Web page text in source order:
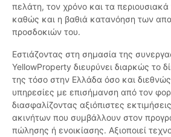
πελάτη, τον χρόνο και τα περιουσιακά
καθώς και η βαθιά κατανόηση των
προσδοκιών του.
Εστιάζοντας στη σημασία της
YellowProperty διευρύνει διαρκώς το
της τόσο στην Ελλάδα όσο και
υπηρεσίες με επισήμανση από τον
διασφαλίζοντας αξιόπιστες
ακινήτων που συμβάλλουν στον
πώλησης ή ενοικίασης. Αξιοποιεί